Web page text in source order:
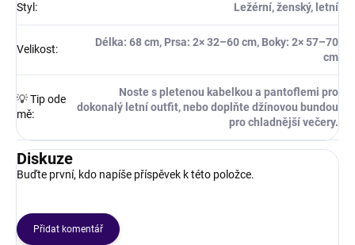
Styl : Ležérní, ženský, letní
Velikost:
Délka: 68 cm, Prsa: 2× 32–60 cm, Boky: 2× 57–70
cm
💡 Tip ode
mě:
Noste s pletenou kabelkou a pantoflemi pro
dokonalý letní outfit, nebo doplňte džínovou bundou
pro chladnější večery.
Diskuze
Buďte první, kdo napíše příspěvek k této položce.
Přidat komentář